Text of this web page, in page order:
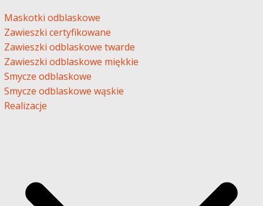
Maskotki odblaskowe
Zawieszki certyfikowane
Zawieszki odblaskowe twarde
Zawieszki odblaskowe miękkie
Smycze odblaskowe
Smycze odblaskowe wąskie
Realizacje